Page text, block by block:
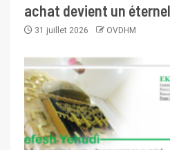
achat devient un éternel
31 juillet 2026 OVDHM